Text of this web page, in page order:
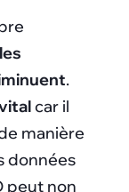
les
.
car il
manière
données
peut non